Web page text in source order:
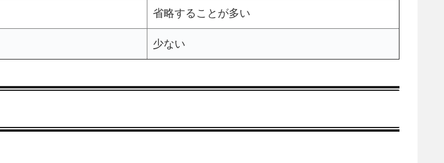
省略することが多い
少ない